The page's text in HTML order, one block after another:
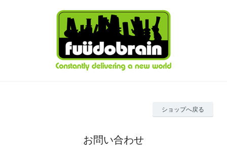
ショップへ戻る
お問い合わせ